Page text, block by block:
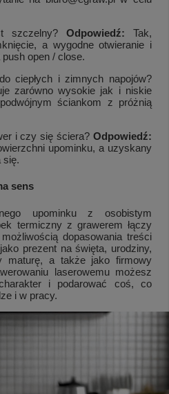
szczelny? Odpowiedź: Tak,
a wygodne otwieranie i
open / close.
ciepłych i zimnych napojów?
zarówno wysokie jak i niskie
ściankom z próżnią
i czy się ściera? Odpowiedź:
upominku, a uzyskany
się.
sens
upominku z osobistym
termiczny z grawerem łączy
dopasowania treści
prezent na święta, urodziny,
maturę, a także jako firmowy
laserowemu możesz
i podarować coś, co
i w pracy.